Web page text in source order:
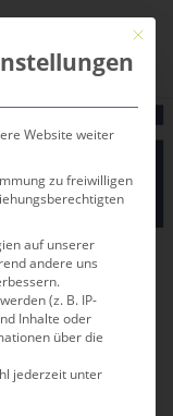
search
Mit
Website weiter
zu freiwilligen
auf unserer
andere uns
(z. B. IP-
Inhalte oder
über die
jederzeit unter
für die